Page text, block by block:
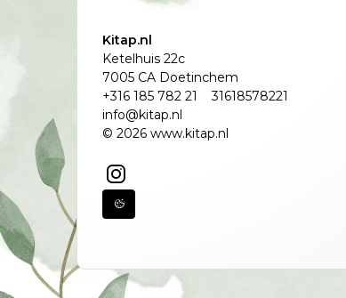
Kitap.nl
Ketelhuis 22c
7005 CA Doetinchem
+316 185 782 21
31618578221
info@kitap.nl
© 2026 www.kitap.nl